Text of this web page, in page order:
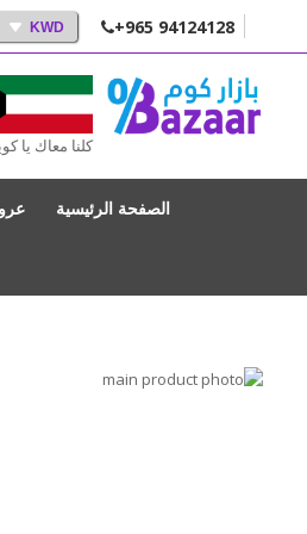
+965 94124128
KWD
كلنا معاك يا
الصفحة الرئيسية
انتقل